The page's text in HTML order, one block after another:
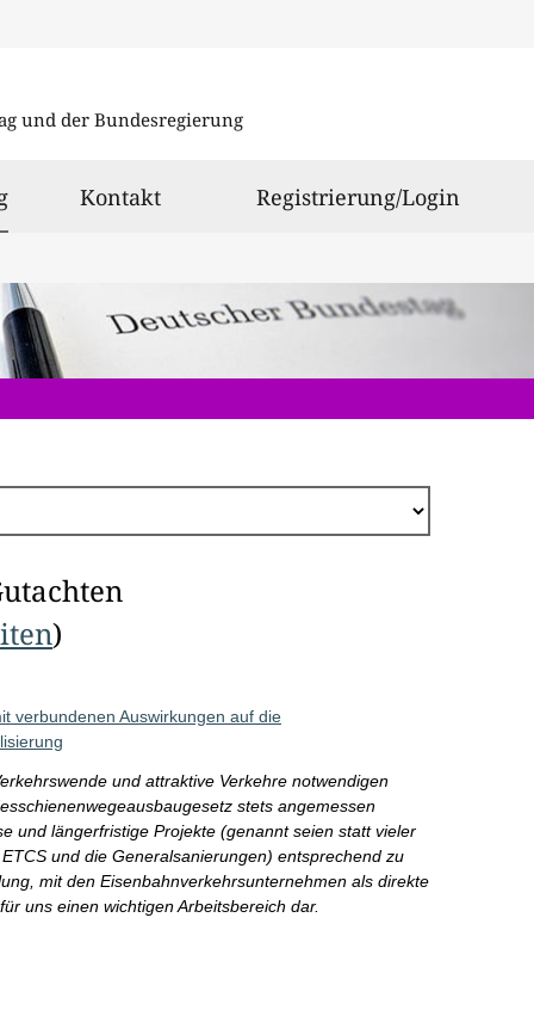
und der Bundesregierung
ausgewählt
Kontakt Registrierung/Login
)
verbundenen Auswirkungen auf die
und attraktive Verkehre notwendigen
stets angemessen
und längerfristige Projekte (genannt seien statt vieler
und die Generalsanierungen) entsprechend zu
mit den Eisenbahnverkehrsunternehmen als direkte
uns einen wichtigen Arbeitsbereich dar.